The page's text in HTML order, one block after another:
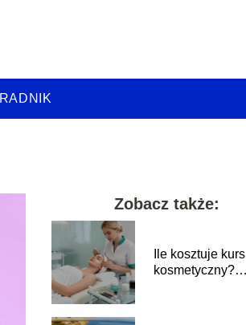
Zobacz także:
Ile kosztuje kurs
kosmetyczny?